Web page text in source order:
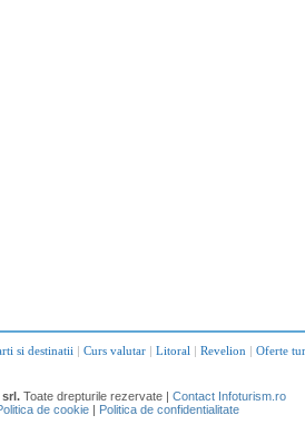
si destinatii | Curs valutar | Litoral | Revelion | Oferte
srl. Toate drepturile rezervate | Contact Infoturism.ro
de cookie | Politica de confidentialitate